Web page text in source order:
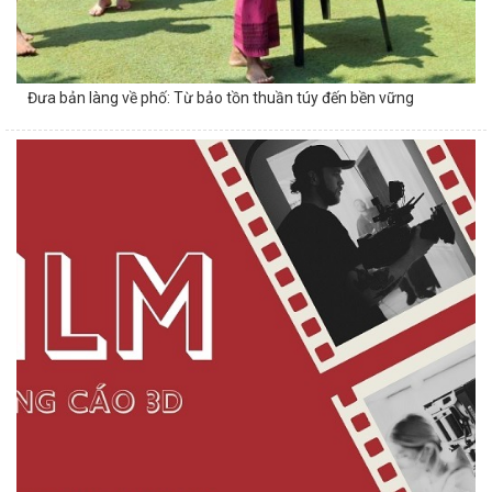
Đưa bản làng về phố: Từ bảo tồn thuần túy đến bền vững